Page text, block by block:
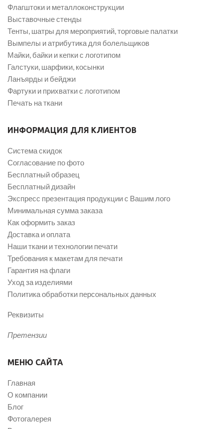
Флагштоки и металлоконструкции
Выставочные стенды
Тенты, шатры для мероприятий, торговые палатки
Вымпелы и атрибутика для болельщиков
Майки, байки и кепки с логотипом
Галстуки, шарфики, косынки
Ланъярды и бейджи
Фартуки и прихватки с логотипом
Печать на ткани
ИНФОРМАЦИЯ ДЛЯ КЛИЕНТОВ
Система скидок
Согласование по фото
Бесплатный образец
Бесплатный дизайн
Экспресс презентация продукции с Вашим лого
Минимальная сумма заказа
Как оформить заказ
Доставка и оплата
Наши ткани и технологии печати
Требования к макетам для печати
Гарантия на флаги
Уход за изделиями
Политика обработки персональных данных
Реквизиты
Претензии
МЕНЮ САЙТА
Главная
О компании
Блог
Фотогалерея